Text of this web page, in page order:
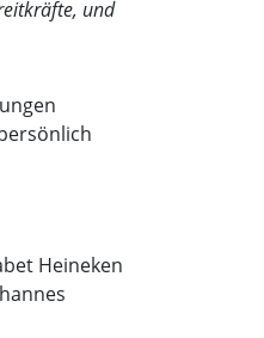
und
Heineken